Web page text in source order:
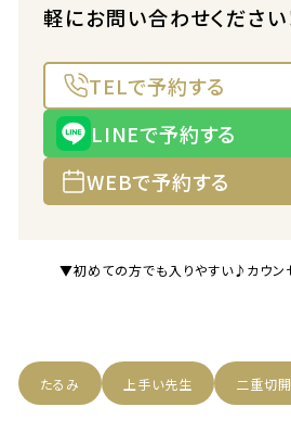
軽にお問い合わせください
TELで予約する
LINEで予約する
WEBで予約する
▼初めての方でも入りやすい♪カウン
たるみ 上手い先生 二重切開